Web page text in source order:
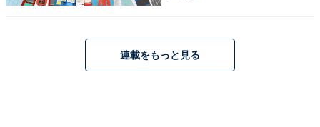
連載をもっと見る